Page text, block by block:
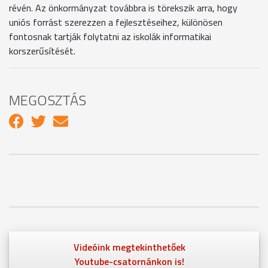
révén. Az önkormányzat továbbra is törekszik arra, hogy
uniós forrást szerezzen a fejlesztéseihez, különösen
fontosnak tartják folytatni az iskolák informatikai
korszerűsítését.
MEGOSZTÁS
Videóink megtekinthetőek
Youtube-csatornánkon is!